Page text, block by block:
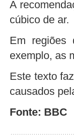
A
cúbico de ar.
Em regiões
exemplo, as
Este texto
causados
Fonte: BBC